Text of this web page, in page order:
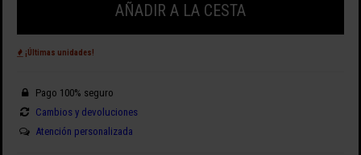
AÑADIR A LA CESTA
¡Últimas unidades!
Pago 100% seguro
Cambios y devoluciones
Atención personalizada